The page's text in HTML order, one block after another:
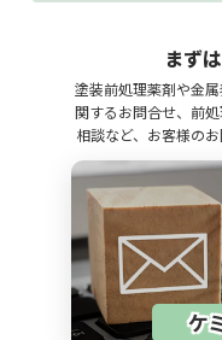
まず
塗装前処理薬剤や金
関するお問合せ、前
相談など、お客様の
ケ